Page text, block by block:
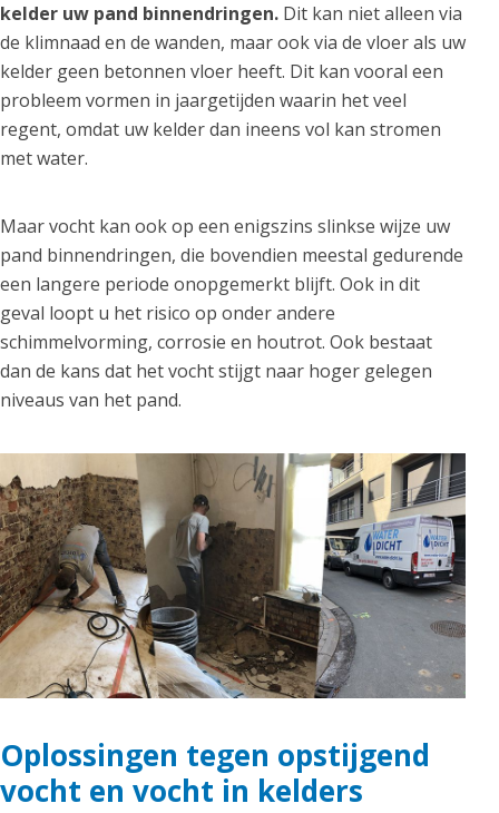
kelder uw pand binnendringen. Dit kan niet alleen via
de klimnaad en de wanden, maar ook via de vloer als uw
kelder geen betonnen vloer heeft. Dit kan vooral een
probleem vormen in jaargetijden waarin het veel
regent, omdat uw kelder dan ineens vol kan stromen
met water.
Maar vocht kan ook op een enigszins slinkse wijze uw
pand binnendringen, die bovendien meestal gedurende
een langere periode onopgemerkt blijft. Ook in dit
geval loopt u het risico op onder andere
schimmelvorming, corrosie en houtrot. Ook bestaat
dan de kans dat het vocht stijgt naar hoger gelegen
niveaus van het pand.
Oplossingen tegen opstijgend
vocht en vocht in kelders